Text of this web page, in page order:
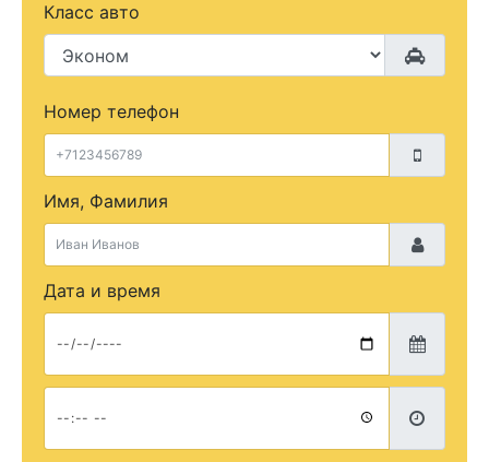
Класс авто
Номер телефон
Имя, Фамилия
Дата и время